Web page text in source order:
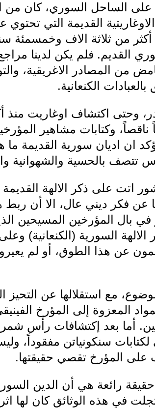
الساحل السوري، كان من
القديمة التي
من ثلاثة الاف وخمسمئة
القديم. فلم يكن لدينا
من المصادر الاغريقية،
الكنعانية.
وحتى اكتشاف اوغاريت
وكتابات مشاهير
ان اديان سورية القديمة
تتصف بالحسية والشهوانية
اتت على ذكر الالهة القديمة
عن فكر ديني عال، الا أن ربط
بال المؤرخين المسيحين
الالهة السورية (الكنعانية)
عن هذا الطوق، أو لم
مع استقلالها عن التحيز
المعزوة إلى المؤرخ
أما بعد إكتشافات رأس
سنكونياتن مفقوداً،
المؤرخ تقصي حقيقتها.
حقيقة رائعة هي أن الدين
تجلت في هذه الوثائق كان لها